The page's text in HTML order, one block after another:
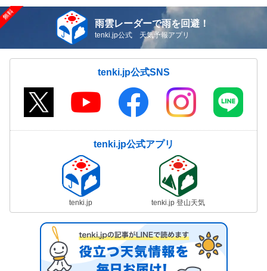
雨雲レーダーで雨を回避！
tenki.jp公式 天気予報アプリ
tenki.jp公式SNS
tenki.jp公式アプリ
tenki.jp tenki.jp 登山天気